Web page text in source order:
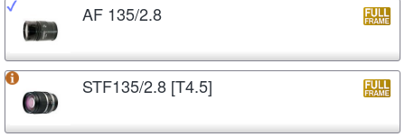
AF 135/2.8
STF135/2.8 [T4.5]